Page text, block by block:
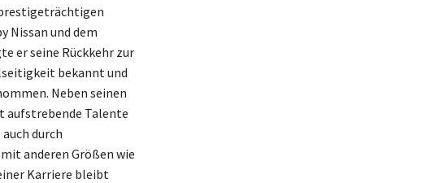
Nissan und dem
er seine Rückkehr zur
bekannt und
Neben seinen
aufstrebende Talente
durch
anderen Größen wie
Karriere bleibt